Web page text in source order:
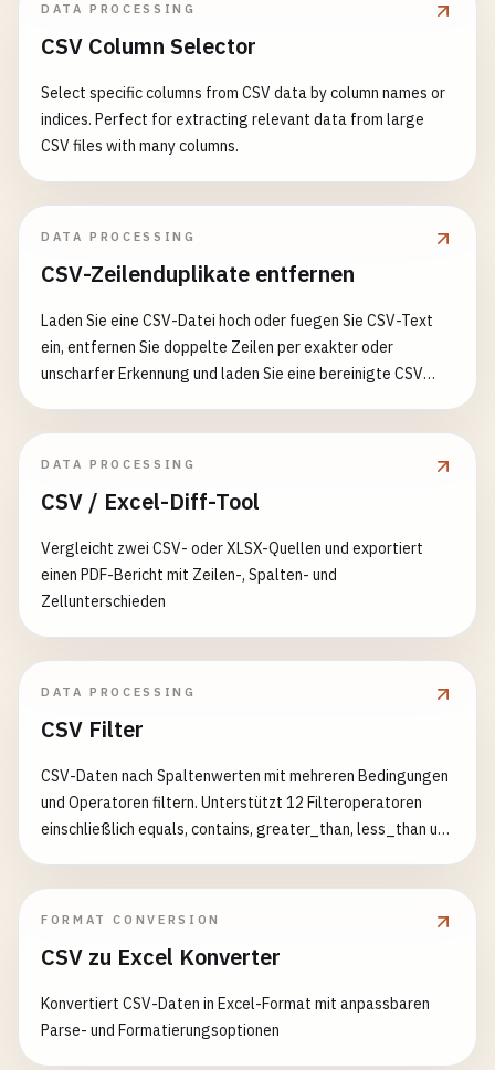
DATA PROCESSING
CSV Column Selector
Select specific columns from CSV data by column names or
indices. Perfect for extracting relevant data from large
CSV files with many columns.
DATA PROCESSING
CSV-Zeilenduplikate entfernen
Laden Sie eine CSV-Datei hoch oder fuegen Sie CSV-Text
ein, entfernen Sie doppelte Zeilen per exakter oder
unscharfer Erkennung und laden Sie eine bereinigte CSV
DATA PROCESSING
CSV / Excel-Diff-Tool
Vergleicht zwei CSV- oder XLSX-Quellen und exportiert
einen PDF-Bericht mit Zeilen-, Spalten- und
Zellunterschieden
DATA PROCESSING
CSV Filter
CSV-Daten nach Spaltenwerten mit mehreren Bedingungen
und Operatoren filtern. Unterstützt 12 Filteroperatoren
einschließlich equals, contains, greater_than, less_than und
"80"}] [{"column": "name", "operator": "contains", "value":
FORMAT CONVERSION
CSV zu Excel Konverter
Konvertiert CSV-Daten in Excel-Format mit anpassbaren
Parse- und Formatierungsoptionen